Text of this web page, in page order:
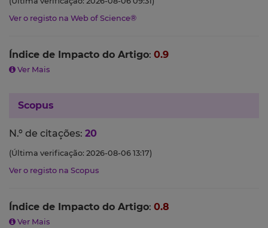
Ver o registo na Web of Science®
Índice de Impacto do Artigo: 0.9
Ver Mais
Scopus
N.º de citações: 20
(Última verificação: 2026-08-06 13:17)
Ver o registo na Scopus
Índice de Impacto do Artigo: 0.8
Ver Mais